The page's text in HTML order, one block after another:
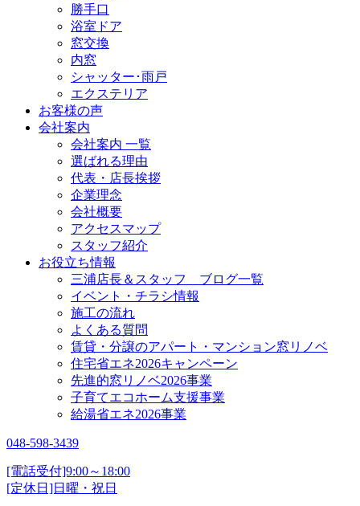
勝手口
浴室ドア
窓交換
内窓
シャッター･雨戸
エクステリア
お客様の声
会社案内
会社案内 一覧
選ばれる理由
代表・店長挨拶
企業理念
会社概要
アクセスマップ
スタッフ紹介
お役立ち情報
三浦店長＆スタッフ ブログ一覧
イベント・チラシ情報
施工の流れ
よくある質問
賃貸・分譲のアパート・マンション窓リノベ
住宅省エネ2026キャンペーン
先進的窓リノベ2026事業
子育てエコホーム支援事業
給湯省エネ2026事業
048-598-3439
[電話受付]9:00～18:00
[定休日]日曜・祝日